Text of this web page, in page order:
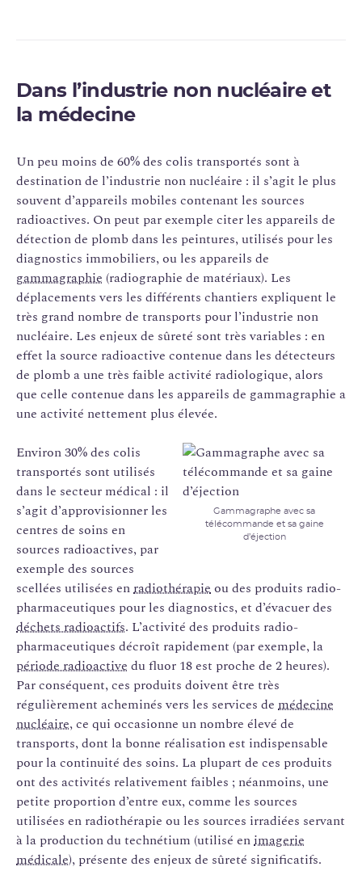
Dans l’industrie non nucléaire et
la médecine
Un peu moins de 60% des colis transportés sont à
destination de l’industrie non nucléaire : il s’agit le plus
souvent d’appareils mobiles contenant les sources
radioactives. On peut par exemple citer les appareils de
détection de plomb dans les peintures, utilisés pour les
diagnostics immobiliers, ou les appareils de
gammagraphie (radiographie de matériaux). Les
déplacements vers les différents chantiers expliquent le
très grand nombre de transports pour l’industrie non
nucléaire. Les enjeux de sûreté sont très variables : en
effet la source radioactive contenue dans les détecteurs
de plomb a une très faible activité radiologique, alors
que celle contenue dans les appareils de gammagraphie a
une activité nettement plus élevée.
Gammagraphe avec sa
télécommande et sa gaine
d’éjection
Environ 30% des colis
transportés sont utilisés
dans le secteur médical : il
s’agit d’approvisionner les
centres de soins en
sources radioactives, par
exemple des sources
scellées utilisées enradiothérapieou des produits radio-
pharmaceutiques pour les diagnostics, et d’évacuer des
déchets radioactifs. L’activité des produits radio-
pharmaceutiques décroît rapidement (par exemple, la
période radioactive du fluor 18 est proche de 2 heures).
Par conséquent, ces produits doivent être très
régulièrement acheminés vers les services de médecine
nucléaire, ce qui occasionne un nombre élevé de
transports, dont la bonne réalisation est indispensable
pour la continuité des soins. La plupart de ces produits
ont des activités relativement faibles ; néanmoins, une
petite proportion d’entre eux, comme les sources
utilisées en radiothérapie ou les sources irradiées servant
à la production du technétium (utilisé enimagerie
médicale), présente des enjeux de sûreté significatifs.